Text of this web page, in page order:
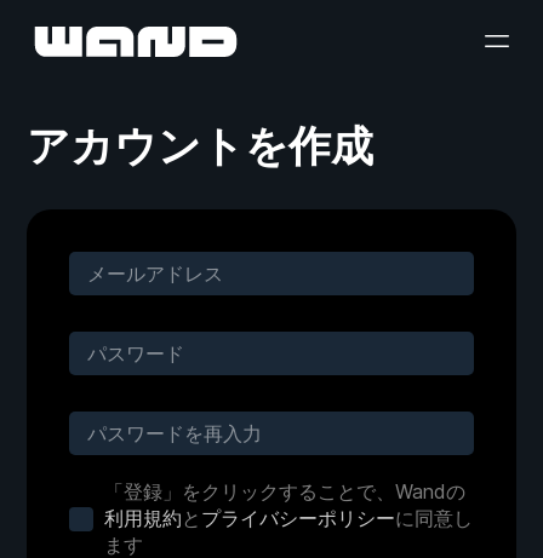
アカウントを作成
「登録」をクリックすることで、Wandの
利用規約 と プライバシーポリシーに同意し
ます